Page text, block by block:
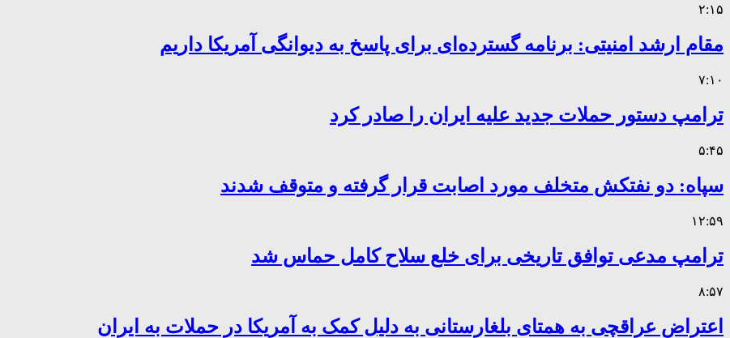
۲:۱۵
مقام ارشد امنیتی: برنامه گسترده‌ای برای پاسخ به دیوانگی آمریکا داریم
۷:۱۰
ترامپ دستور حملات جدید علیه ایران را صادر کرد
۵:۴۵
سپاه: دو نفتکش متخلف مورد اصابت قرار گرفته و متوقف شدند
۱۲:۵۹
ترامپ مدعی توافق تاریخی برای خلع سلاح کامل حماس شد
۸:۵۷
اعتراض عراقچی به همتای بلغارستانی به دلیل کمک به آمریکا در حملات به ایران